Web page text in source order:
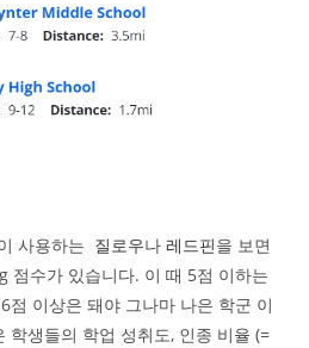
사용하는 질로우나 레드핀을 보면
수가 있습니다. 이 때 5점 이하는
점 이상은 돼야 그나마 나은 학군 이
학생들의 학업 성취도, 인종 비율 (=